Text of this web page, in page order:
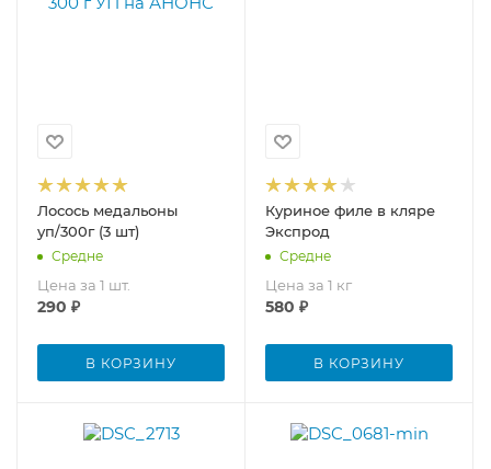
Лосось медальоны
уп/300г (3 шт)
Средне
Цена за 1 шт.
290 ₽
В КОРЗИНУ
Куриное филе в кляре
Экспрод
Средне
Цена за 1 кг
580 ₽
В КОРЗИНУ